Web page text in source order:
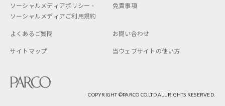
ソーシャルメディアポリシー・
ソーシャルメディアご利用規約
免責事項
よくあるご質問 お問い合わせ
サイトマップ 当ウェブサイトの使い方
COPYRIGHT ©︎PARCO CO,LTD.ALL RIGHTS RESERVED.